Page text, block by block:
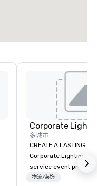
多城市
CREATE A LASTING
Corporate Lighting
service event
specializing in
物流/装饰